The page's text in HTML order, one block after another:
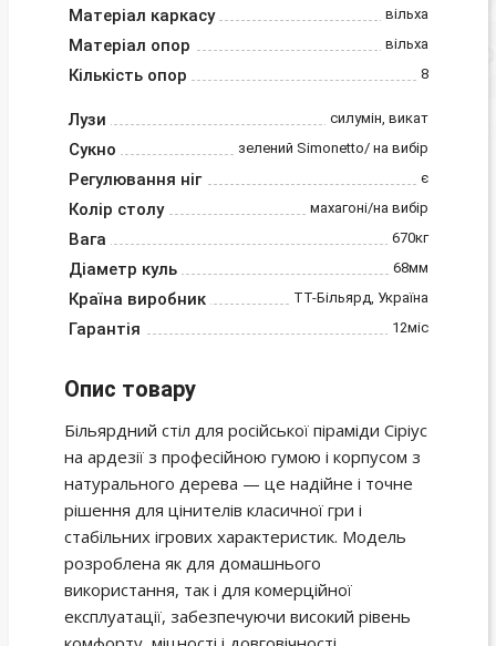
Матеріал каркасу вільха
Матеріал опор вільха
Кількість опор 8
Лузи силумін, викат
Сукно зелений Simonetto/ на вибір
Регулювання ніг є
Колір столу махагоні/на вибір
Вага 670кг
Діаметр куль 68мм
Країна виробник ТТ-Більярд, Україна
Гарантія 12міс
Опис товару
Більярдний стіл для російської піраміди Сіріус
на ардезії з професійною гумою і корпусом з
натурального дерева — це надійне і точне
рішення для цінителів класичної гри і
стабільних ігрових характеристик. Модель
розроблена як для домашнього
використання, так і для комерційної
експлуатації, забезпечуючи високий рівень